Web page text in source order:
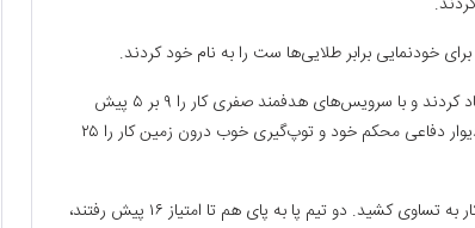
برای خودنمایی برابر طلایی‌ها ست را به نام خود کردند.
ست سوم برای سپاهان متفاوت آغاز شد و اختلافی ۴ امتیازه را ایجاد کردند و با سرویس‌های هدفمند صفری کار را ۹ بر ۵ پیش
انداختند. برتری قاطع دختران اصفهان ادامه داشت و توانستند با دیوار دفاعی محکم خود و توپ‌گیری خوب درون زمین کار را ۲۵
سپاهانی‌ها دست چهارم را نیز با برتری آغاز کردند، اما در امتیاز ۵ کار به تساوی کشید. دو تیم پا به پای هم تا امتیاز ۱۶ پیش رفتند،